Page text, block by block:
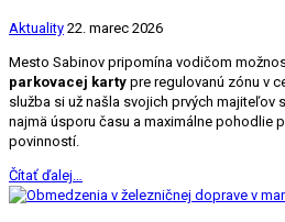
Aktuality 22. marec 2026
Mesto Sabinov pripomína vodičom
parkovacej karty pre regulovanú zónu v
služba si už našla svojich prvých
najmä úsporu času a maximálne pohodlie
povinností.
Čítať ďalej…